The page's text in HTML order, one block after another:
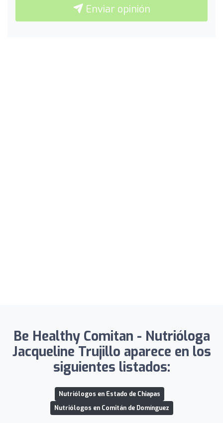
Enviar opinión
Be Healthy Comitan - Nutrióloga
Jacqueline Trujillo aparece en los
siguientes listados:
Nutriólogos en Estado de Chiapas
Nutriólogos en Comitán de Domínguez